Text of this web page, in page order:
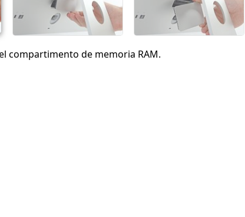
Cancelar Publicar comentario
compartimento de memoria RAM.